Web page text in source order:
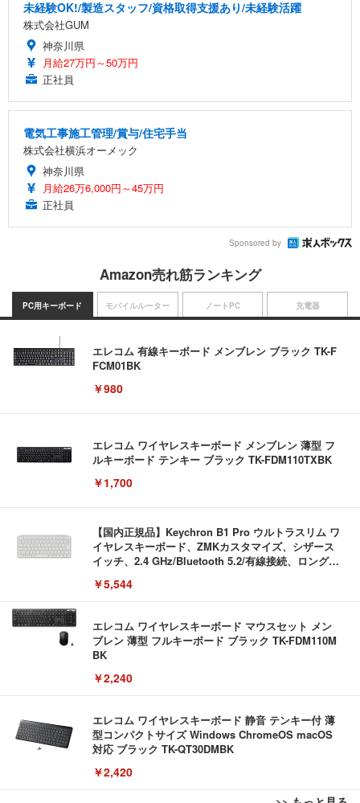
未経験OK!/製造スタッフ/資格取得支援あり/未経験活躍
株式会社GUM
神奈川県
月給27万円～50万円
正社員
電気工事施工管理/賞与/住宅手当
株式会社横浜オーメック
神奈川県
月給26万6,000円～45万円
正社員
Sponsored by
Amazon売れ筋ランキング
PC用キーボード
エレコム 有線キーボード メンブレン ブラック TK-F
FCM01BK
￥980
エレコム ワイヤレスキーボード メンブレン 薄型 フ
ルキーボード テンキー ブラック TK-FDM110TXBK
￥1,700
【国内正規品】Keychron B1 Pro ウルトラスリム ワ
イヤレスキーボード、ZMKカスタマイズ、シザース
イッチ、2.4 GHz/Bluetooth 5.2/有線接続、ロングバ
リーホワイト（かな印字なし）, JISレイアウト)
￥5,544
エレコム ワイヤレスキーボード マウスセット メン
ブレン 薄型 フルキーボード ブラック TK-FDM110M
BK
￥2,240
エレコム ワイヤレスキーボード 静音 テンキー付 薄
型コンパクトサイズ Windows ChromeOS macOS
対応 ブラック TK-QT30DMBK
￥2,420
モバイルルーター ノートPC 充電器